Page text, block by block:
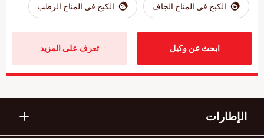
الكبح في المناخ الجاف الكبح في المناخ الرطب
ابحث عن وكيل تعرف على المزيد
الإطارات